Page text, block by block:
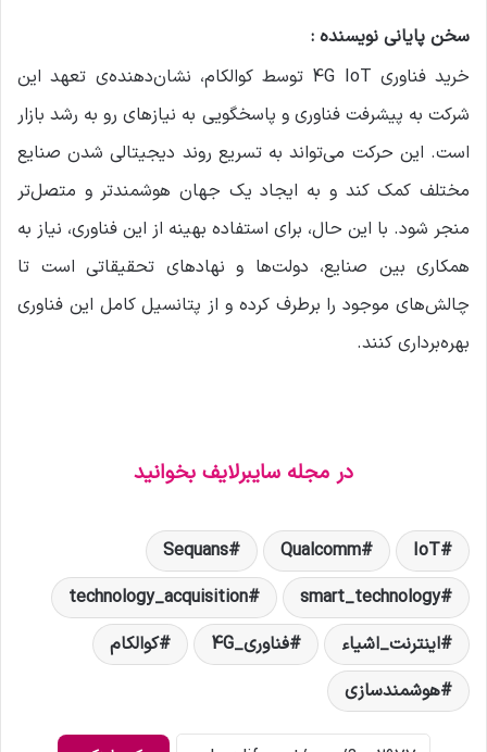
سخن پایانی نویسنده :
خرید فناوری 4G IoT توسط کوالکام، نشان‌دهنده‌ی تعهد این
شرکت به پیشرفت فناوری و پاسخگویی به نیازهای رو به رشد بازار
است. این حرکت می‌تواند به تسریع روند دیجیتالی شدن صنایع
مختلف کمک کند و به ایجاد یک جهان هوشمندتر و متصل‌تر
منجر شود. با این حال، برای استفاده بهینه از این فناوری، نیاز به
همکاری بین صنایع، دولت‌ها و نهادهای تحقیقاتی است تا
چالش‌های موجود را برطرف کرده و از پتانسیل کامل این فناوری
بهره‌برداری کنند.
در مجله سایبرلایف بخوانید
IoT
Qualcomm
Sequans
smart_technology
technology_acquisition
اینترنت_اشیاء
فناوری_4G
کوالکام
هوشمندسازی